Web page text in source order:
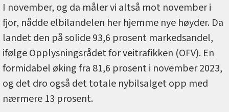
I november, og da måler vi altså mot november i
fjor, nådde elbilandelen her hjemme nye høyder. Da
landet den på solide 93,6 prosent markedsandel,
ifølge Opplysningsrådet for veitrafikken (OFV). En
formidabel øking fra 81,6 prosent i november 2023,
og det dro også det totale nybilsalget opp med
nærmere 13 prosent.